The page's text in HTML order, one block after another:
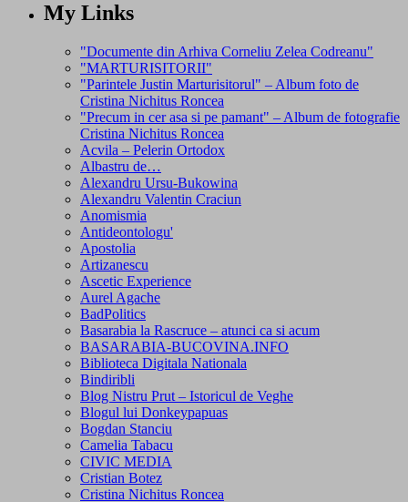
My Links
"Documente din Arhiva Corneliu Zelea Codreanu"
"MARTURISITORII"
"Parintele Justin Marturisitorul" – Album foto de
Cristina Nichitus Roncea
"Precum in cer asa si pe pamant" – Album de fotografie
Cristina Nichitus Roncea
Acvila – Pelerin Ortodox
Albastru de…
Alexandru Ursu-Bukowina
Alexandru Valentin Craciun
Anomismia
Antideontologu'
Apostolia
Artizanescu
Ascetic Experience
Aurel Agache
BadPolitics
Basarabia la Rascruce – atunci ca si acum
BASARABIA-BUCOVINA.INFO
Biblioteca Digitala Nationala
Bindiribli
Blog Nistru Prut – Istoricul de Veghe
Blogul lui Donkeypapuas
Bogdan Stanciu
Camelia Tabacu
CIVIC MEDIA
Cristian Botez
Cristina Nichitus Roncea